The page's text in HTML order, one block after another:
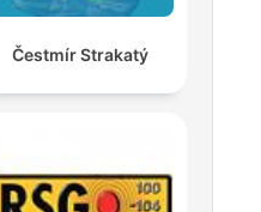
Čestmír Strakatý